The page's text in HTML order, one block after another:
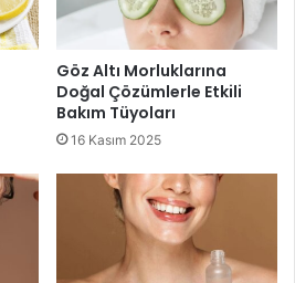
Göz Altı Morluklarına
Doğal Çözümlerle Etkili
Bakım Tüyoları
16 Kasım 2025